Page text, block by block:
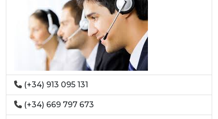
(+34) 913 095 131
(+34) 669 797 673